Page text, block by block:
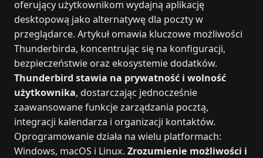
oferujący użytkownikom wydajną aplikację
desktopową jako alternatywę dla poczty w
przeglądarce. Artykuł omawia kluczowe możliwości
Thunderbirda, koncentrując się na konfiguracji,
bezpieczeństwie oraz ekosystemie dodatków.
Thunderbird stawia na prywatność i wolność
użytkownika, dostarczając jednocześnie
zaawansowane funkcje zarządzania pocztą,
integracji kalendarza i organizacji kontaktów.
Oprogramowanie działa na wielu platformach:
Windows, macOS i Linux. Zrozumienie możliwości i